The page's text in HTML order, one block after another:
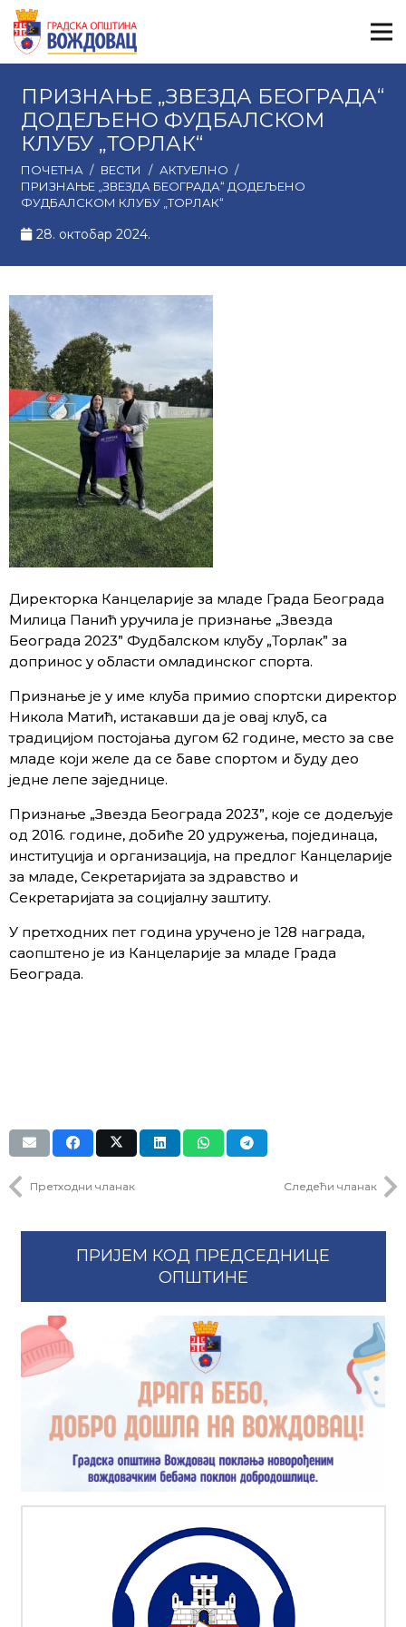
ПРИЗНАЊЕ „ЗВЕЗДА БЕОГРАДА“
ДОДЕЉЕНО ФУДБАЛСКОМ
КЛУБУ „ТОРЛАК“
ПОЧЕТНА / ВЕСТИ / АКТУЕЛНО /
ПРИЗНАЊЕ „ЗВЕЗДА БЕОГРАДА“ ДОДЕЉЕНО
ФУДБАЛСКОМ КЛУБУ „ТОРЛАК“
28. октобар 2024.
Директорка Канцеларије за младе Града Београда
Милица Панић уручила је признање „Звезда
Београда 2023” Фудбалском клубу „Торлак” за
допринос у области омладинског спорта.
Признање је у име клуба примио спортски директор
Никола Матић, истакавши да је овај клуб, са
традицијом постојања дугом 62 године, место за све
младе који желе да се баве спортом и буду део
једне лепе заједнице.
Признање „Звезда Београда 2023”, које се додељује
од 2016. године, добиће 20 удружења, појединаца,
институција и организација, на предлог Канцеларије
за младе, Секретаријата за здравство и
Секретаријата за социјалну заштиту.
У претходних пет година уручено је 128 награда,
саопштено је из Канцеларије за младе Града
Београда.
Претходни чланак Следећи чланак
ПРИЈЕМ КОД ПРЕДСЕДНИЦЕ
ОПШТИНЕ